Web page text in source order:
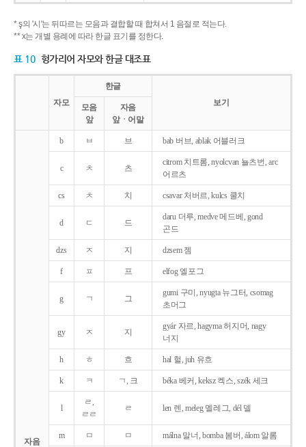
* ş의 '시'는 뒤따르는 모음과 결합할 때 합쳐서 1 음절로 적는다.
** x는 개별 용례에 따라 한글 표기를 정한다.
표 10 헝가리어 자모와 한글 대조표
자모
한글
보기
모음
앞
자음
앞ㆍ어말
자음
b ㅂ 브 bab 버브, ablak 어블러크
c ㅊ 츠
citrom 치트롬, nyolcvan 뇰츠번, arc
어르츠
cs ㅊ 치 csavar 처버르, kulcs 쿨치
d ㄷ 드
daru 더루, medve 메드베, gond
곤드
dzs ㅈ 지 dzsem 젬
f ㅍ 프 elfog 엘포그
g ㄱ 그
gumi 구미, nyugta 뉴그터, csomag
초머그
gy ㅈ 지
gyár 자르, hagyma 허지머, nagy
너지
h ㅎ 흐 hal 헐, juh 유흐
k ㅋ ㄱ, 크 béka 베커, keksz 켁스, szék 세크
l
ㄹ,
ㄹㄹ
ㄹ len 렌, meleg 멜레그, dél 델
m ㅁ ㅁ málna 말너, bomba 봄버, álom 알롬